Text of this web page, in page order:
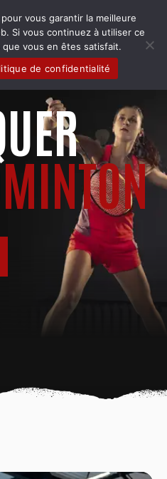
BADMINTON COLMAR
de badminton
vous garantir la meilleure
Si vous continuez à utiliser ce
vous en êtes satisfait.
de confidentialité